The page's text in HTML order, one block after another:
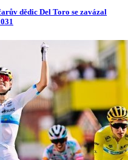
dědic Del Toro se zavázal